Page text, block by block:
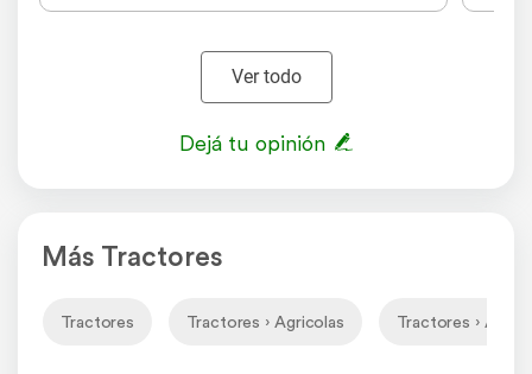
Ver todo
Dejá tu opinión
Más Tractores
Tractores Tractores › Agricolas Tractores ›